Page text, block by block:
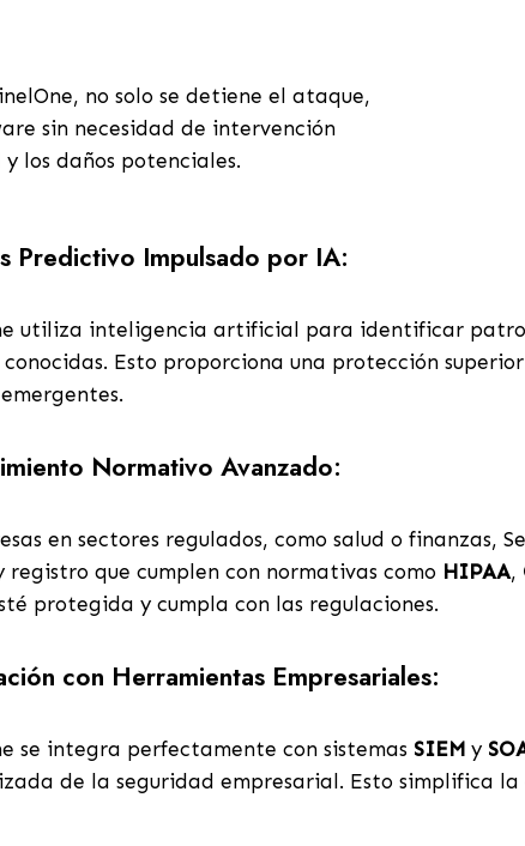
no solo se detiene el ataque,
sin necesidad de intervención
los daños potenciales.
Predictivo Impulsado por IA:
utiliza inteligencia artificial para identificar
conocidas. Esto proporciona una protección
Normativo Avanzado:
en sectores regulados, como salud o finanzas,
que cumplen con normativas como HIPAA,
protegida y cumpla con las regulaciones.
con Herramientas Empresariales:
se integra perfectamente con sistemas SIEMy
de la seguridad empresarial. Esto simplifica